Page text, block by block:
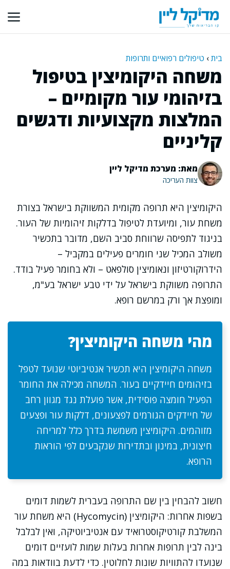
לתוכן
בית› טיפולים רפואיים ותרופות
משחה היקומיצין בטיפול
בזיהומי עור מקומיים –
המלצות מקצועיות ודגשים
קליניים
מאת: מערכת מדיקל ליין
צוות העריכה
היקומיצין היא תרופה מקומית המשווקת בישראל בצורת
משחת עור, ומיועדת לטיפול בדלקות זיהומיות של העור.
בניגוד לתפיסה שרווחת סביב השם, מדובר בתכשיר
משולב המכיל שני חומרים פעילים במקביל –
הידרוקורטיזון ונאומיצין סולפאט – ולא בחומר פעיל בודד.
התרופה משווקת בישראל על ידי טבע ישראל בע"מ,
ומופצת אך ורק במרשם רופא.
מהי משחה היקומיצין?
משחה היקומיצין היא תכשיר אנטיביוטי שנועד לטפל
בזיהומים חיידקיים בעור. המשחה מכילה את החומר
הפעיל חומצה פוסידית, אשר פועלת נגד מגוון רחב
של חיידקים הגורמים לפצעונים, דלקות עור ופצעים
מזוהמים. היקומיצין משמשת בדרך כלל למריחה
חיצונית, במינון ובתדירות שנקבעים לפי הוראות
הרופא.
חשוב להבחין בין שם התרופה בעברית לשמות דומים
בשפות אחרות: היקומיצין (Hycomycin) היא משחת עור
המשלבת קורטיקוסטרואיד עם אנטיביוטיקה, ואין לבלבל
בינה לבין תרופות אחרות בעלות שמות לועזיים דומים
שנועדו להתוויות שונות לחלוטין. כדי לדעת בוודאות במה